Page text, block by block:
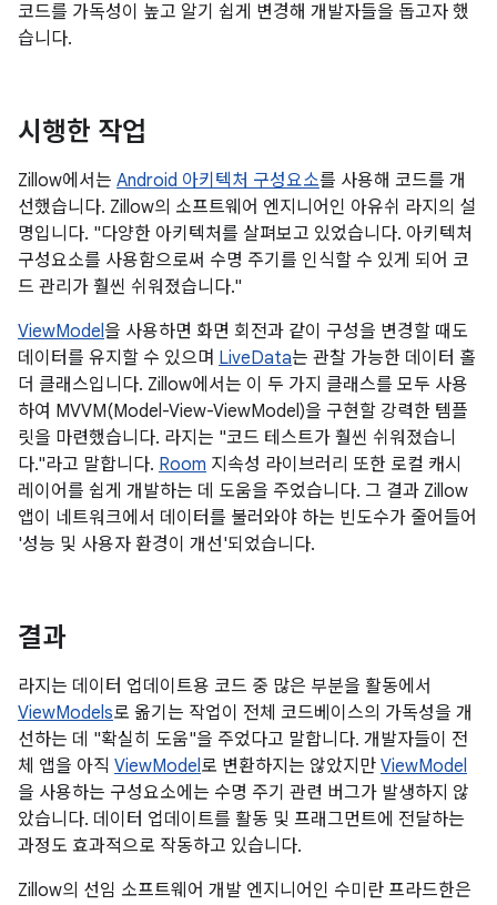
코드를 가독성이 높고 알기 쉽게 변경해 개발자들을 돕고자 했
습니다.
시행한 작업
Zillow에서는 Android 아키텍처 구성요소를 사용해 코드를 개
선했습니다. Zillow의 소프트웨어 엔지니어인 아유쉬 라지의 설
명입니다. "다양한 아키텍처를 살펴보고 있었습니다. 아키텍처
구성요소를 사용함으로써 수명 주기를 인식할 수 있게 되어 코
드 관리가 훨씬 쉬워졌습니다."
ViewModel을 사용하면 화면 회전과 같이 구성을 변경할 때도
데이터를 유지할 수 있으며 LiveData는 관찰 가능한 데이터 홀
더 클래스입니다. Zillow에서는 이 두 가지 클래스를 모두 사용
하여 MVVM(Model-View-ViewModel)을 구현할 강력한 템플
릿을 마련했습니다. 라지는 "코드 테스트가 훨씬 쉬워졌습니
다."라고 말합니다. Room 지속성 라이브러리 또한 로컬 캐시
레이어를 쉽게 개발하는 데 도움을 주었습니다. 그 결과 Zillow
앱이 네트워크에서 데이터를 불러와야 하는 빈도수가 줄어들어
'성능 및 사용자 환경이 개선'되었습니다.
결과
라지는 데이터 업데이트용 코드 중 많은 부분을 활동에서
ViewModels로 옮기는 작업이 전체 코드베이스의 가독성을 개
선하는 데 "확실히 도움"을 주었다고 말합니다. 개발자들이 전
체 앱을 아직 ViewModel로 변환하지는 않았지만 ViewModel
을 사용하는 구성요소에는 수명 주기 관련 버그가 발생하지 않
았습니다. 데이터 업데이트를 활동 및 프래그먼트에 전달하는
과정도 효과적으로 작동하고 있습니다.
Zillow의 선임 소프트웨어 개발 엔지니어인 수미란 프라드한은